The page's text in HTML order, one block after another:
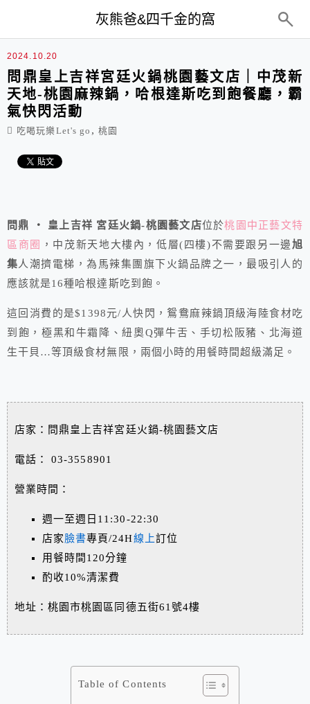
灰熊爸&四千金的窩
2024.10.20
問鼎皇上吉祥宮廷火鍋桃園藝文店｜中茂新
天地-桃園麻辣鍋，哈根達斯吃到飽餐廳，霸
氣快閃活動
吃喝玩樂Let's go , 桃園
問鼎 ‧ 皇上吉祥 宮廷火鍋-桃園藝文店位於桃園中正藝文特
區商圈
，中茂新天地大樓內，低層(四樓)不需要跟另一邊旭
集人潮擠電梯，為馬辣集團旗下火鍋品牌之一，最吸引人的
應該就是16種哈根達斯吃到飽。
這回消費的是$1398元/人快閃，鴛鴦麻辣鍋頂級海陸食材吃
到飽，極黑和牛霜降、紐奧Q彈牛舌、手切松阪豬、北海道
生干貝…等頂級食材無限，兩個小時的用餐時間超級滿足。
店家：問鼎皇上吉祥宮廷火鍋-桃園藝文店
電話： 03-3558901
營業時間：
週一至週日11:30-22:30
店家臉書專頁/24H線上訂位
用餐時間120分鐘
酌收10%清潔費
地址：桃園市桃園區同德五街61號4樓
Table of Contents